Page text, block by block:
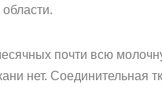
почти всю
нет. Соединительная